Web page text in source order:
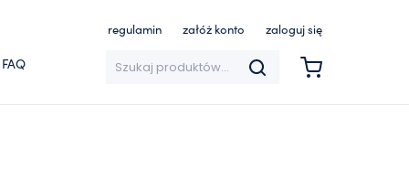
FAQ
regulamin załóż konto zaloguj się
Szukaj: